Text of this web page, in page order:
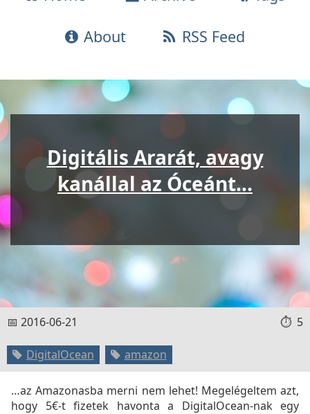
About RSS Feed
Digitális Ararát, avagy
kanállal az Óceánt...
2016-06-21 5
DigitalOcean amazon
…az Amazonasba merni nem lehet! Megelégeltem azt,
hogy 5€-t fizetek havonta a DigitalOcean-nak egy